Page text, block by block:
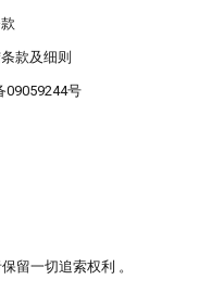
款及细则
09059244号
留一切追索权利 。